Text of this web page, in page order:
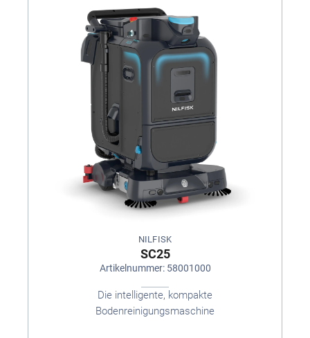
NILFISK
SC25
Artikelnummer: 58001000
Die intelligente, kompakte
Bodenreinigungsmaschine